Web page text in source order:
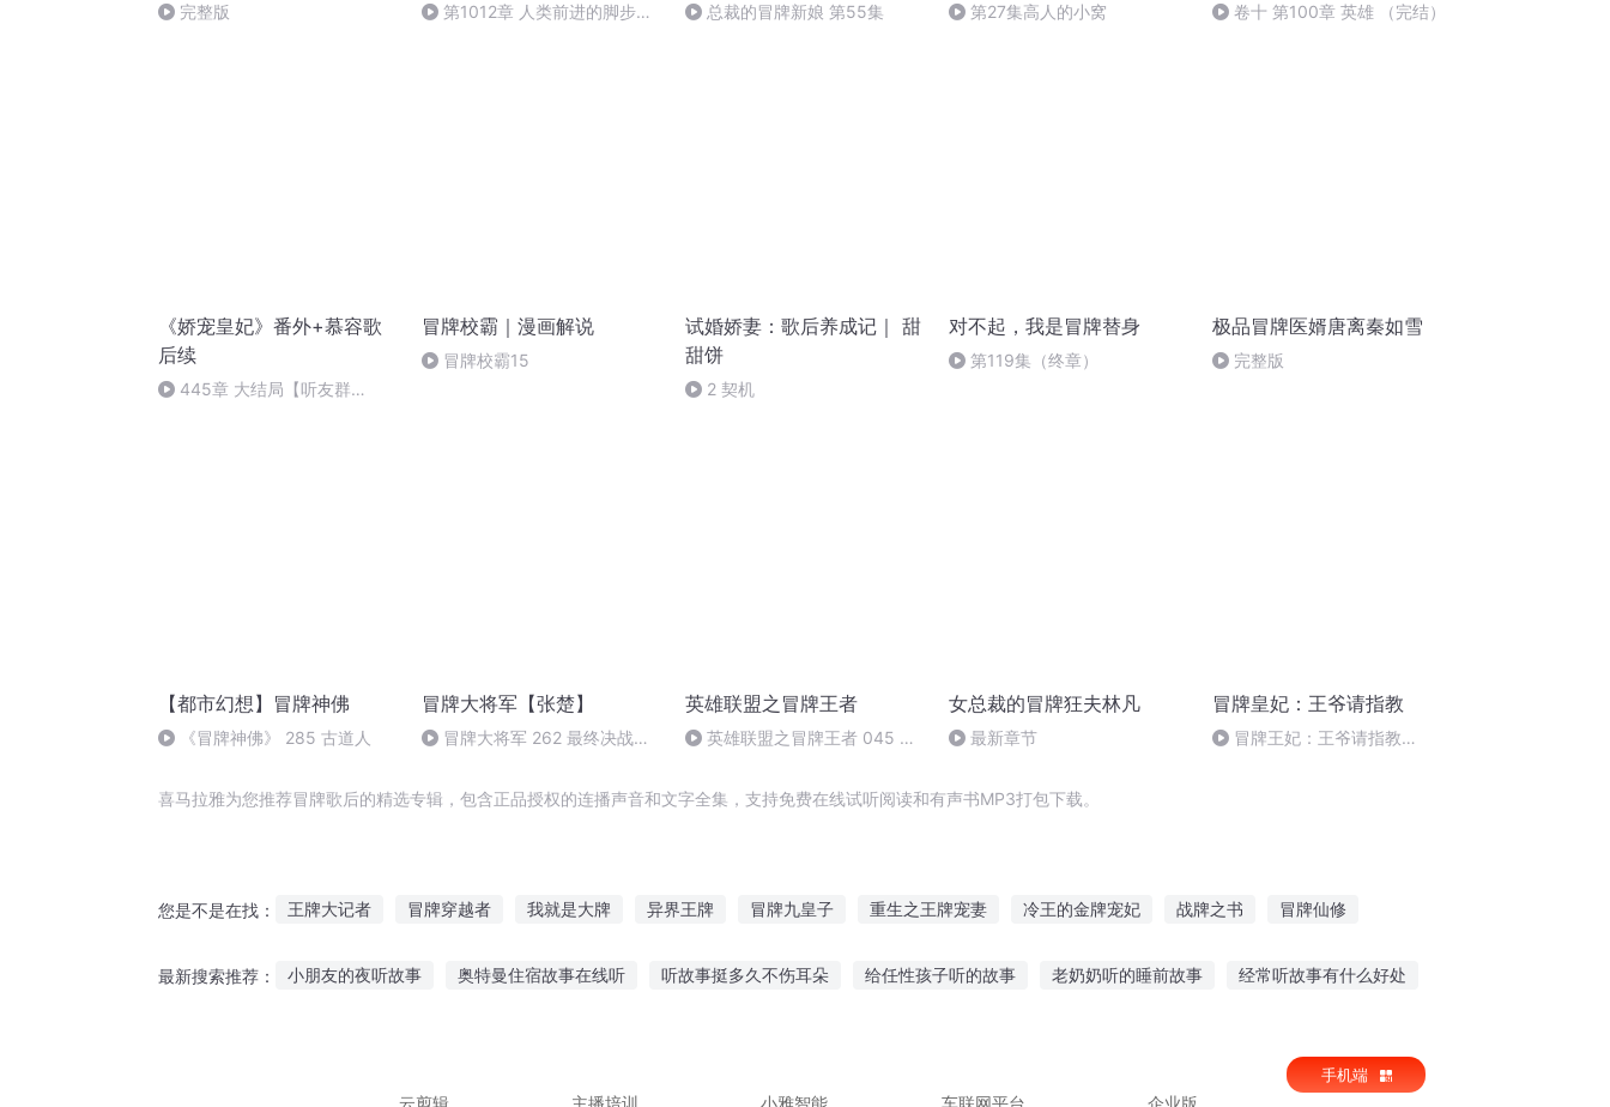
完整版
第1012章 人类前进的脚步，
总裁的冒牌新娘 第55集 第27集高人的小窝 卷十 第100章 英雄 （完结）
《娇宠皇妃》番外+慕容歌
后续
445章 大结局【听友群
冒牌校霸｜漫画解说
冒牌校霸15
试婚娇妻：歌后养成记｜ 甜
甜饼
2 契机
对不起，我是冒牌替身
第119集（终章）
极品冒牌医婿唐离秦如雪
完整版
【都市幻想】冒牌神佛
《冒牌神佛》 285 古道人
冒牌大将军【张楚】
冒牌大将军 262 最终决战
英雄联盟之冒牌王者
英雄联盟之冒牌王者 045 小
女总裁的冒牌狂夫林凡
最新章节
冒牌皇妃：王爷请指教
冒牌王妃：王爷请指教
喜马拉雅为您推荐冒牌歌后的精选专辑，包含正品授权的连播声音和文字全集，支持免费在线试听阅读和有声书MP3打包下载。
您是不是在找： 王牌大记者 冒牌穿越者 我就是大牌 异界王牌 冒牌九皇子 重生之王牌宠妻 冷王的金牌宠妃 战牌之书 冒牌仙修
最新搜索推荐： 小朋友的夜听故事 奥特曼住宿故事在线听 听故事挺多久不伤耳朵 给任性孩子听的故事 老奶奶听的睡前故事 经常听故事有什么好处
云剪辑
主播培训 小雅智能 车联网平台 企业版
手机端